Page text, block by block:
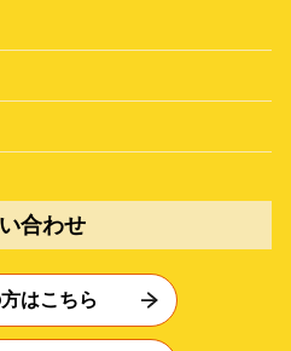
合わせ
はこちら